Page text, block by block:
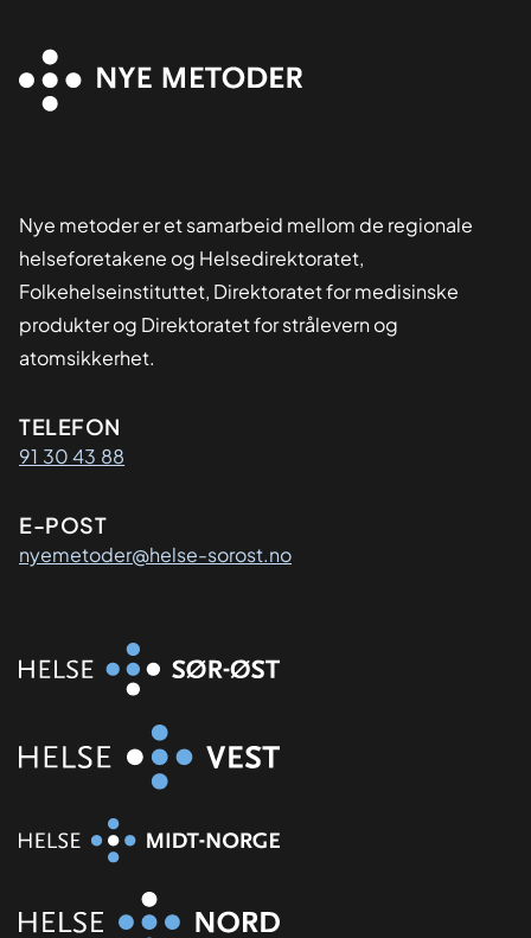
Nye metoder er et samarbeid mellom de regionale
helseforetakene og Helsedirektoratet,
Folkehelseinstituttet, Direktoratet for medisinske
produkter og Direktoratet for strålevern og
atomsikkerhet.
Kontaktinformasjon
TELEFON
91 30 43 88
E-POST
nyemetoder@helse-sorost.no
Organisasjon